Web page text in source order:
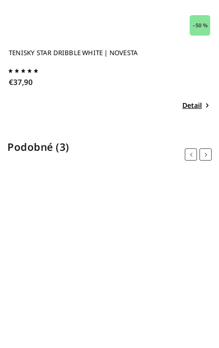
–50 %
TENISKY STAR DRIBBLE WHITE | NOVESTA
€37,90
Detail
Podobné (3)
Previous
Next